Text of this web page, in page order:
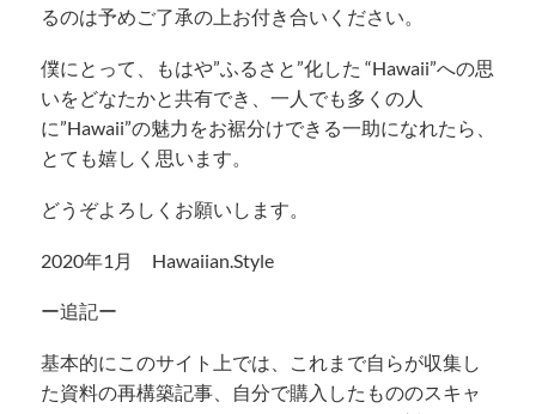
るのは予めご了承の上お付き合いください。
僕にとって、もはや”ふるさと”化した “Hawaii”への思
いをどなたかと共有でき、一人でも多くの人
に”Hawaii”の魅力をお裾分けできる一助になれたら、
とても嬉しく思います。
どうぞよろしくお願いします。
2020年1月 Hawaiian.Style
ー追記ー
基本的にこのサイト上では、これまで自らが収集し
た資料の再構築記事、自分で購入したもののスキャ